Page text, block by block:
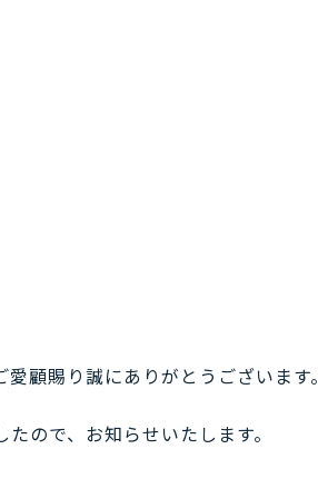
顧賜り誠にありがとうございます。
ので、お知らせいたします。